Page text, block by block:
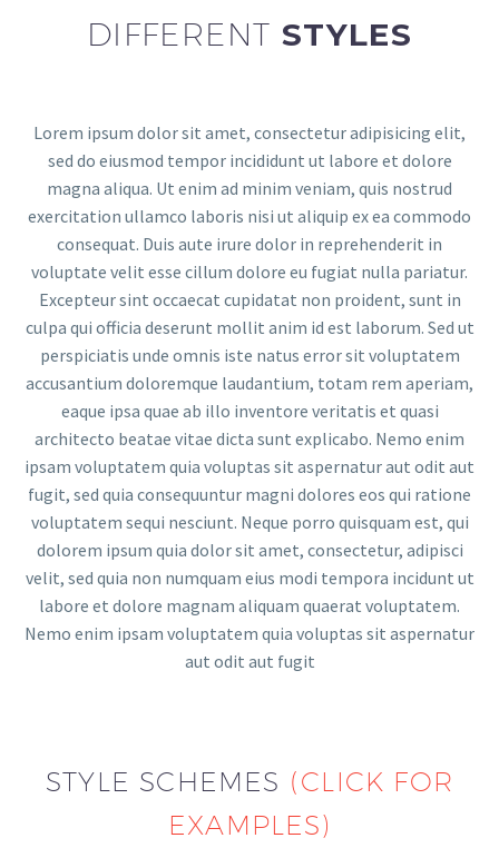
DIFFERENT STYLES
Lorem ipsum dolor sit amet, consectetur adipisicing elit,
sed do eiusmod tempor incididunt ut labore et dolore
magna aliqua. Ut enim ad minim veniam, quis nostrud
exercitation ullamco laboris nisi ut aliquip ex ea commodo
consequat. Duis aute irure dolor in reprehenderit in
voluptate velit esse cillum dolore eu fugiat nulla pariatur.
Excepteur sint occaecat cupidatat non proident, sunt in
culpa qui officia deserunt mollit anim id est laborum. Sed ut
perspiciatis unde omnis iste natus error sit voluptatem
accusantium doloremque laudantium, totam rem aperiam,
eaque ipsa quae ab illo inventore veritatis et quasi
architecto beatae vitae dicta sunt explicabo. Nemo enim
ipsam voluptatem quia voluptas sit aspernatur aut odit aut
fugit, sed quia consequuntur magni dolores eos qui ratione
voluptatem sequi nesciunt. Neque porro quisquam est, qui
dolorem ipsum quia dolor sit amet, consectetur, adipisci
velit, sed quia non numquam eius modi tempora incidunt ut
labore et dolore magnam aliquam quaerat voluptatem.
Nemo enim ipsam voluptatem quia voluptas sit aspernatur
aut odit aut fugit
STYLE SCHEMES (CLICK FOR
EXAMPLES)